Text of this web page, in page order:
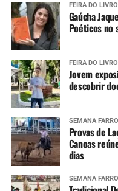
FEIRA DO
Gaúcha
Poéticos no
FEIRA DO
Jovem
descobrir
SEMANA
Provas de
Canoas
dias
SEMANA